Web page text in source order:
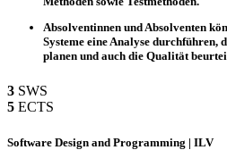
Absolventinnen und Absolventen
Systeme eine Analyse durchführen,
planen und auch die Qualität
3 SWS
5 ECTS
Software Design and Programming | ILV